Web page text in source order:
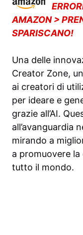
AMAZON >
SPARISCANO!
Una delle
Creator Zone,
ai creatori di
per ideare e
grazie all’AI.
all’avanguardia
mirando a
a promuovere
tutto il mondo.